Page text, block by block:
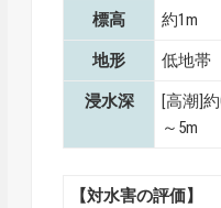
標高 約1m
地形 低地帯
浸水深
[高潮]
～5m
【対水害の評価】